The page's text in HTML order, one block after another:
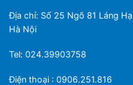
Địa chỉ: Số 25 Ngõ 81 Láng
Hà Nội
Tel: 024.39903758
Điện thoại : 0906.251.816